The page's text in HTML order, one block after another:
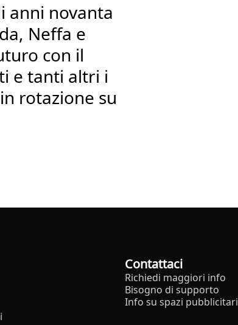
anni novanta
Neffa e
con il
e tanti altri i
rotazione su
Contattaci
Richiedi maggiori info
Bisogno di supporto
Info su spazi pubblicitari